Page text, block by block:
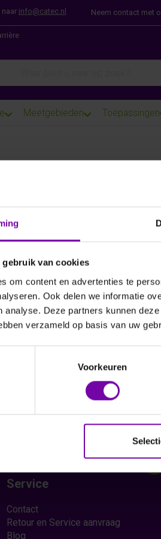
gebruik van cookies
om content en advertenties te
Ook delen we informatie
analyse. Deze partners kunnen
verzameld op basis van uw
Voorkeuren
naar info@catec.nl Neem contact met
Meetgebieden Toepassingen
Vraag
Service
Contact
Retour en Service aanvraag
Blog